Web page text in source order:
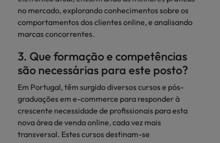
no mercado, explorando conhecimentos sobre os
comportamentos dos clientes online, e analisando
marcas concorrentes.
3. Que formação e competências
são necessárias para este posto?
Em Portugal, têm surgido diversos cursos e pós-
graduações em e-commerce para responder à
crescente necessidade de profissionais para esta
nova área de venda online, cada vez mais
transversal. Estes cursos destinam-se